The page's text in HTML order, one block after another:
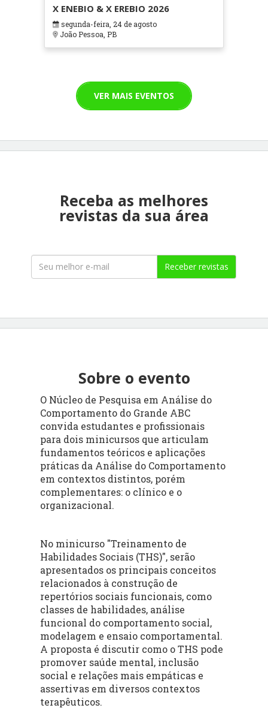
X ENEBIO & X EREBIO 2026
segunda-feira, 24 de agosto
João Pessoa, PB
VER MAIS EVENTOS
Receba as melhores
revistas da sua área
Receber revistas
Sobre o evento
O Núcleo de Pesquisa em Análise do
Comportamento do Grande ABC
convida estudantes e profissionais
para dois minicursos que articulam
fundamentos teóricos e aplicações
práticas da Análise do Comportamento
em contextos distintos, porém
complementares: o clínico e o
organizacional.
No minicurso "Treinamento de
Habilidades Sociais (THS)", serão
apresentados os principais conceitos
relacionados à construção de
repertórios sociais funcionais, como
classes de habilidades, análise
funcional do comportamento social,
modelagem e ensaio comportamental.
A proposta é discutir como o THS pode
promover saúde mental, inclusão
social e relações mais empáticas e
assertivas em diversos contextos
terapêuticos.